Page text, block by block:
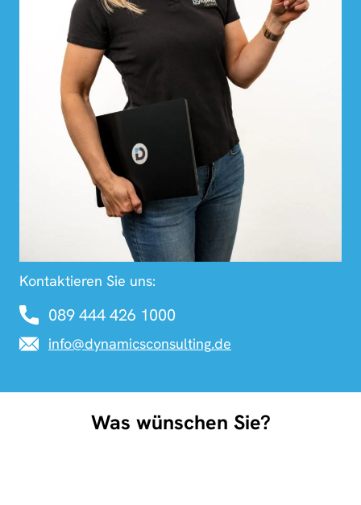
Kontaktieren Sie uns:
089 444 426 1000
info@dynamicsconsulting.de
Was wünschen Sie?